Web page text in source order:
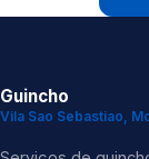
Guincho
Vila Sao Sebastiao,